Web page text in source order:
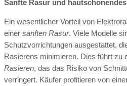
Sanfte Rasur und
Ein wesentlicher Vorteil von
einer sanften Rasur. Viele Modelle
Schutzvorrichtungen ausgestattet,
Rasierens minimieren. Dies führt zu
Rasieren, das das Risiko von
verringert. Käufer profitieren von